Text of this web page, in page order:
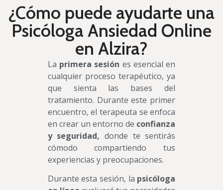
¿Cómo puede ayudarte una
Psicóloga Ansiedad Online
en Alzira?
La primera sesión es esencial en
cualquier proceso terapéutico, ya
que sienta las bases del
tratamiento. Durante este primer
encuentro, el terapeuta se enfoca
en crear un entorno de confianza
y seguridad, donde te sentirás
cómodo compartiendo tus
experiencias y preocupaciones.
Durante esta sesión, la psicóloga